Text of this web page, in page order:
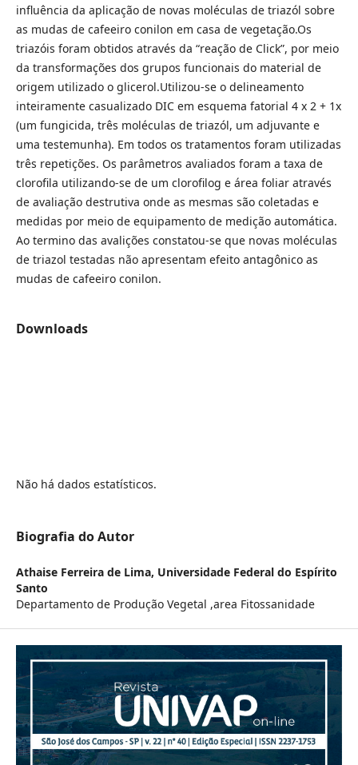
influência da aplicação de novas moléculas de triazól sobre
as mudas de cafeeiro conilon em casa de vegetação.Os
triazóis foram obtidos através da “reação de Click”, por meio
da transformações dos grupos funcionais do material de
origem utilizado o glicerol.Utilizou-se o delineamento
inteiramente casualizado DIC em esquema fatorial 4 x 2 + 1x
(um fungicida, três moléculas de triazól, um adjuvante e
uma testemunha). Em todos os tratamentos foram utilizadas
três repetições. Os parâmetros avaliados foram a taxa de
clorofila utilizando-se de um clorofilog e área foliar através
de avaliação destrutiva onde as mesmas são coletadas e
medidas por meio de equipamento de medição automática.
Ao termino das avalições constatou-se que novas moléculas
de triazol testadas não apresentam efeito antagônico as
mudas de cafeeiro conilon.
Downloads
Não há dados estatísticos.
Biografia do Autor
Athaise Ferreira de Lima, Universidade Federal do Espírito
Santo
Departamento de Produção Vegetal ,area Fitossanidade